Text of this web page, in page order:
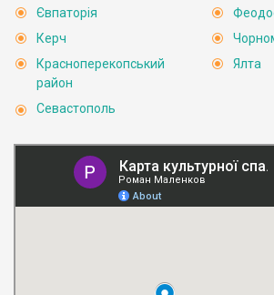
Євпаторія
Керч
Красноперекопський
район
Севастополь
Ялта